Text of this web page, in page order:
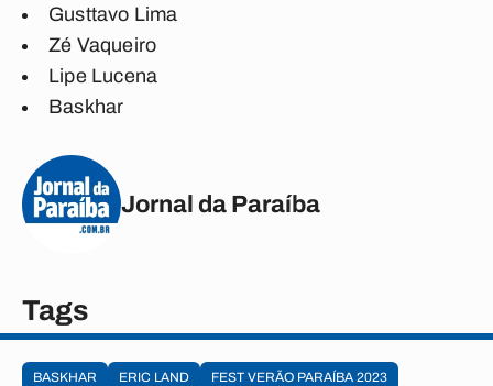
Gusttavo Lima
Zé Vaqueiro
Lipe Lucena
Baskhar
Jornal da Paraíba
Tags
BASKHAR ERIC LAND
FEST VERÃO PARAÍBA 2023